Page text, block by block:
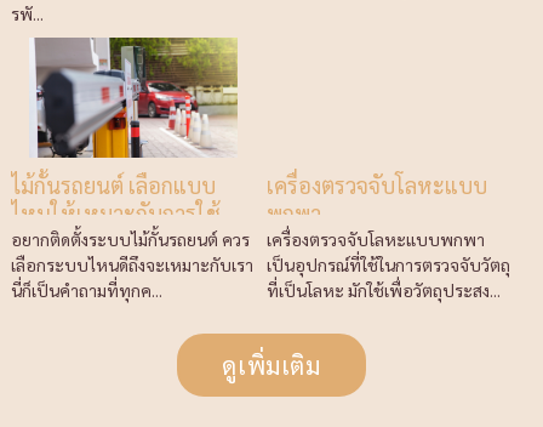
รพั...
ไม้กั้นรถยนต์ เลือกแบบ
ไหนให้เหมาะกับการใช้
งาน
อยากติดตั้งระบบไม้กั้นรถยนต์ ควร
เลือกระบบไหนดีถึงจะเหมาะกับเรา
นี่ก็เป็นคำถามที่ทุกค...
เครื่องตรวจจับโลหะแบบ
พกพา
เครื่องตรวจจับโลหะแบบพกพา
เป็นอุปกรณ์ที่ใช้ในการตรวจจับวัตถุ
ที่เป็นโลหะ มักใช้เพื่อวัตถุประสง...
ดูเพิ่มเติม